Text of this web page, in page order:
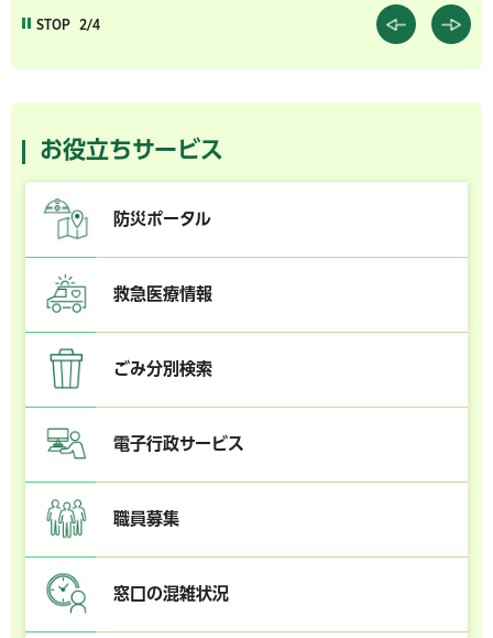
STOP 2/4
お役立ちサービス
防災ポータル
救急医療情報
ごみ分別検索
電子行政サービス
職員募集
窓口の混雑状況